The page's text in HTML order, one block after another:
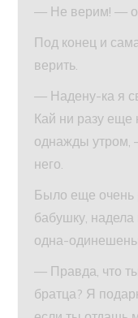
— Не верим! —
Под конец и
верить.
— Надену-ка я
Кай ни разу еще
однажды утром,
него.
Было еще очень
бабушку,
одна-
— Правда, что
братца? Я